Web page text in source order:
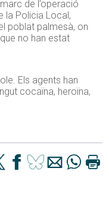
de l’operació
la Policia Local,
poblat palmesà, on
no han estat
Els agents han
cocaïna, heroïna,